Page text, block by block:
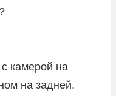
камерой на
на задней.